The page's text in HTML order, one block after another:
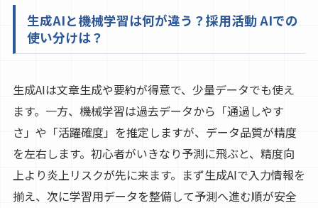
生成AIと機械学習は何が違う？採用活動 AIでの
使い分けは？
生成AIは文章生成や要約が得意で、少量データでも使え
ます。一方、機械学習は過去データから「通過しやす
さ」や「活躍確度」を推定しますが、データ品質が精度
を左右します。初心者がいきなり予測に飛ぶと、精度向
上より炎上リスクが先に来ます。まず生成AIで入力情報を
揃え、次に学習用データを整備して予測へ進む順が安全